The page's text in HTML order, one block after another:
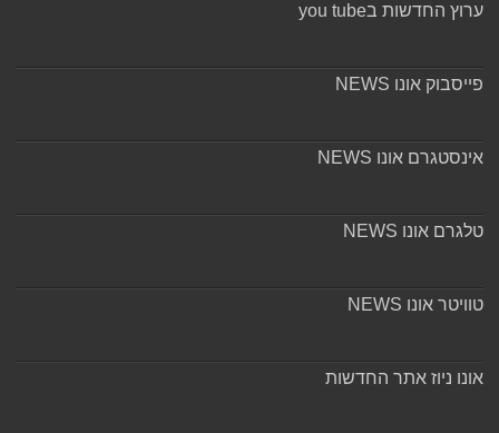
ערוץ החדשות בyou tube
פייסבוק אונו NEWS
אינסטגרם אונו NEWS
טלגרם אונו NEWS
טוויטר אונו NEWS
אונו ניוז אתר החדשות